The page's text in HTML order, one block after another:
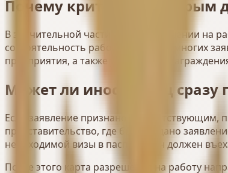
Почему критерии, которым
В значительной части дел о разрешении на
состоятельность работодателя. Во многих
предприятия, а также уровень
Может ли иностранец сразу
Если заявление признано соответствующим,
представительство, где было подано
необходимой визы в паспорте он должен
После этого карта разрешения на работу